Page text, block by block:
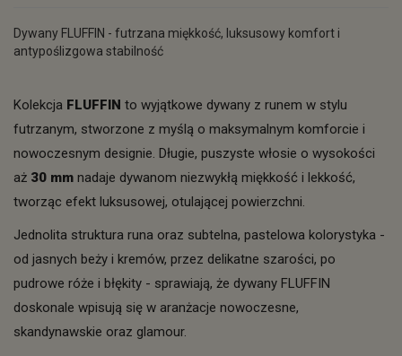
Dywany FLUFFIN - futrzana miękkość, luksusowy komfort i
antypoślizgowa stabilność
Kolekcja FLUFFIN to wyjątkowe dywany z runem w stylu
futrzanym, stworzone z myślą o maksymalnym komforcie i
nowoczesnym designie. Długie, puszyste włosie o wysokości
aż 30 mm nadaje dywanom niezwykłą miękkość i lekkość,
tworząc efekt luksusowej, otulającej powierzchni.
Jednolita struktura runa oraz subtelna, pastelowa kolorystyka -
od jasnych beży i kremów, przez delikatne szarości, po
pudrowe róże i błękity - sprawiają, że dywany FLUFFIN
doskonale wpisują się w aranżacje nowoczesne,
skandynawskie oraz glamour.